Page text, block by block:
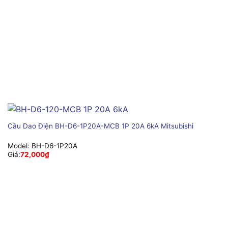
Cầu Dao Điện BH-D6-1P20A-MCB 1P 20A 6kA Mitsubishi
Model: BH-D6-1P20A
Giá:72,000₫